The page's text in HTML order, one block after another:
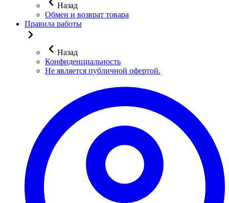
Назад
Обмен и возврат товара
Правила работы
Назад
Конфиденциальность
Не является публичной офертой.